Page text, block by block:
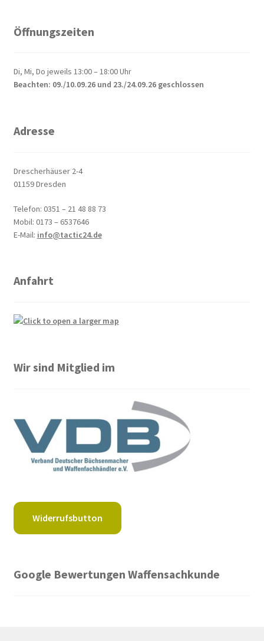
Öffnungszeiten
Di, Mi, Do jeweils 13:00 – 18:00 Uhr
Beachten: 09./10.09.26 und 23./24.09.26 geschlossen
Adresse
Drescherhäuser 2-4
01159 Dresden
Telefon: 0351 – 21 48 88 73
Mobil: 0173 – 6537646
E-Mail: info@tactic24.de
Anfahrt
Wir sind Mitglied im
Widerrufsbutton
Google Bewertungen Waffensachkunde